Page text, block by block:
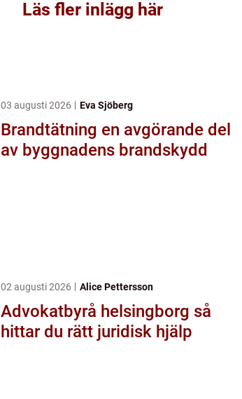
Läs fler inlägg här
03 augusti 2026 Eva Sjöberg
Brandtätning en avgörande del
av byggnadens brandskydd
02 augusti 2026 Alice Pettersson
Advokatbyrå helsingborg så
hittar du rätt juridisk hjälp